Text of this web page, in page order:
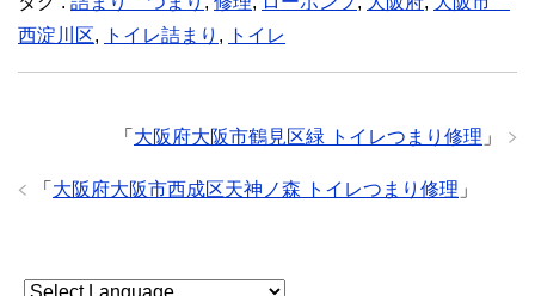
西淀川区, トイレ詰まり , トイレ
「 大阪府大阪市鶴見区緑 トイレつまり修理 」
「 大阪府大阪市西成区天神ノ森 トイレつまり修理 」